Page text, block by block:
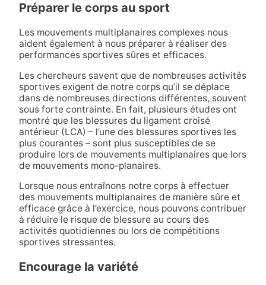
Préparer le corps au sport
Les mouvements multiplanaires complexes nous
aident également à nous préparer à réaliser des
performances sportives sûres et efficaces.
Les chercheurs savent que de nombreuses activités
sportives exigent de notre corps qu’il se déplace
dans de nombreuses directions différentes, souvent
sous forte contrainte. En fait, plusieurs études ont
montré que les blessures du ligament croisé
antérieur (LCA) – l’une des blessures sportives les
plus courantes – sont plus susceptibles de se
produire lors de mouvements multiplanaires que lors
de mouvements mono-planaires.
Lorsque nous entraînons notre corps à effectuer
des mouvements multiplanaires de manière sûre et
efficace grâce à l’exercice, nous pouvons contribuer
à réduire le risque de blessure au cours des
activités quotidiennes ou lors de compétitions
sportives stressantes.
Encourage la variété